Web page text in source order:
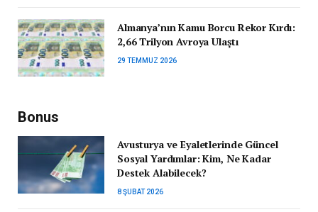
Almanya’nın Kamu Borcu Rekor Kırdı:
2,66 Trilyon Avroya Ulaştı
29 TEMMUZ 2026
Bonus
Avusturya ve Eyaletlerinde Güncel
Sosyal Yardımlar: Kim, Ne Kadar
Destek Alabilecek?
8 ŞUBAT 2026